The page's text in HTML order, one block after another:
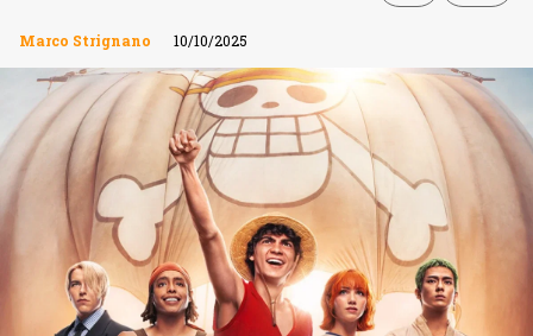
Marco Strignano 10/10/2025